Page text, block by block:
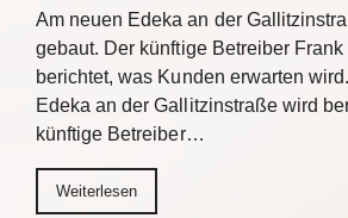
Am neuen Edeka an der
gebaut. Der künftige Betreiber
berichtet, was Kunden erwarten
Edeka an der Gallitzinstraße wird
künftige Betreiber…
Weiterlesen